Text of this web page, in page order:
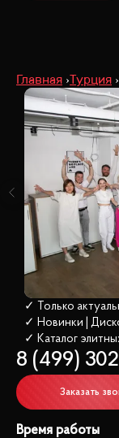
Главная Турция
✓ Только
✓ Новинки |
✓ Каталог
8 (499)
Заказать
Время работы